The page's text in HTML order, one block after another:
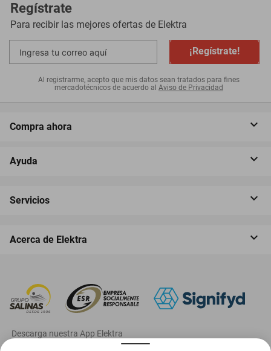
Regístrate
Para recibir las mejores ofertas de Elektra
¡Regístrate!
Al registrarme, acepto que mis datos sean tratados para fines
mercadotécnicos de acuerdo al Aviso de Privacidad
Compra ahora
Ayuda
Servicios
Acerca de Elektra
‎ Descarga nuestra App Elektra